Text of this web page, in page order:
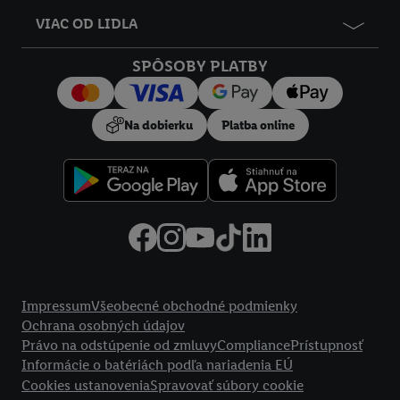
VIAC OD LIDLA
SPÔSOBY PLATBY
Na dobierku Platba online
ImpressumVšeobecné obchodné podmienky
Ochrana osobných údajov
Právo na odstúpenie od zmluvyCompliancePrístupnosť
Informácie o batériách podľa nariadenia EÚ
Cookies ustanoveniaSpravovať súbory cookie